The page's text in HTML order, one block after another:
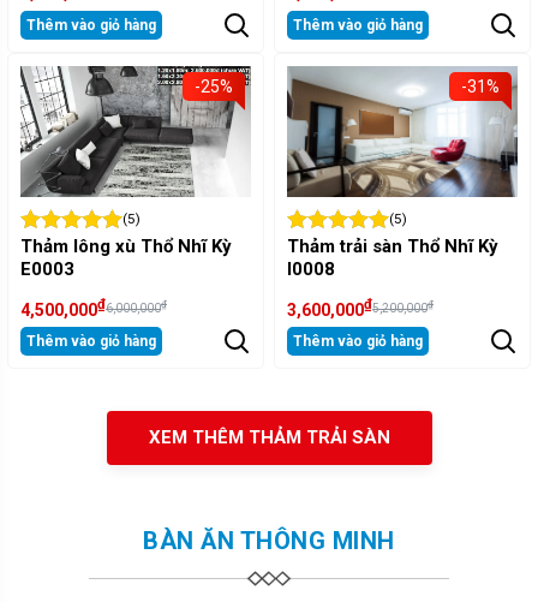
Thêm vào giỏ hàng Thêm vào giỏ hàng
-25%
(5)
Thảm lông xù Thổ Nhĩ Kỳ
E0003
4,500,000₫6,000,000₫
Thêm vào giỏ hàng
-31%
(5)
Thảm trải sàn Thổ Nhĩ Kỳ
I0008
3,600,000₫5,200,000₫
Thêm vào giỏ hàng
XEM THÊM THẢM TRẢI SÀN
BÀN ĂN THÔNG MINH